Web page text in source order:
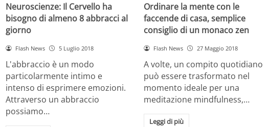
Neuroscienze: Il Cervello ha
bisogno di almeno 8 abbracci al
giorno
Flash News 5 Luglio 2018
L'abbraccio è un modo
particolarmente intimo e
intenso di esprimere emozioni.
Attraverso un abbraccio
possiamo…
Ordinare la mente con le
faccende di casa, semplice
consiglio di un monaco zen
Flash News 27 Maggio 2018
A volte, un compito quotidiano
può essere trasformato nel
momento ideale per una
meditazione mindfulness,…
Leggi di più